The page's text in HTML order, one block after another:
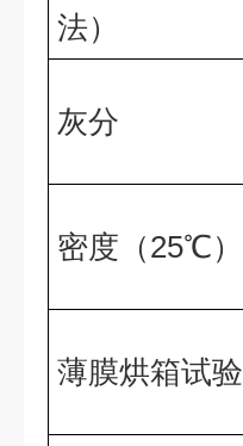
法）
灰分
密度（25℃）
薄膜烘箱试验